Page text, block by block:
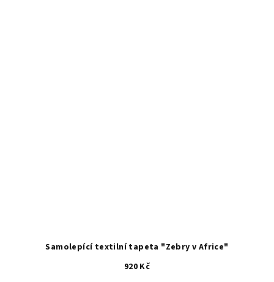
Samolepící textilní tapeta "Zebry v Africe"
920 Kč